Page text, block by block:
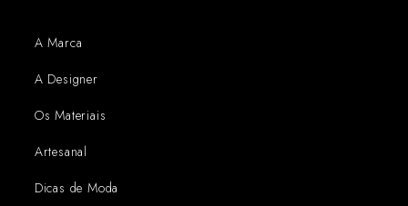
A Marca
A Designer
Os Materiais
Artesanal
Dicas de Moda